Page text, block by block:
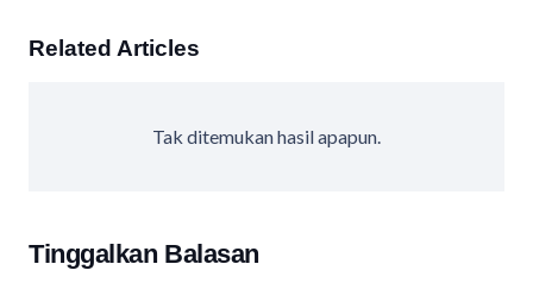
Related Articles
Tak ditemukan hasil apapun.
Tinggalkan Balasan